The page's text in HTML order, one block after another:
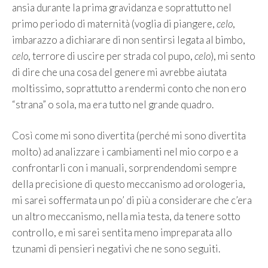
ansia durante la prima gravidanza e soprattutto nel
primo periodo di maternità (voglia di piangere,celo,
imbarazzo a dichiarare di non sentirsi legata al bimbo,
celo, terrore di uscire per strada col pupo,celo), mi sento
di dire che una cosa del genere mi avrebbe aiutata
moltissimo, soprattutto a rendermi conto che non ero
“strana” o sola, ma era tutto nel grande quadro.
Così come mi sono divertita (perché mi sono divertita
molto) ad analizzare i cambiamenti nel mio corpo e a
confrontarli con i manuali, sorprendendomi sempre
della precisione di questo meccanismo ad orologeria,
mi sarei soffermata un po’ di più a considerare che c’era
un altro meccanismo, nella mia testa, da tenere sotto
controllo, e mi sarei sentita meno impreparata allo
tzunami di pensieri negativi che ne sono seguiti.